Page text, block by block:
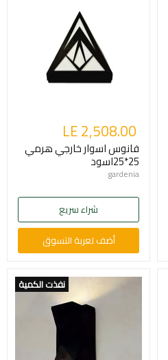
LE 2,508.00
فانوس اسوار خارجي هرمي
25*25اسود
gardenia
شراء سريع
أضف لعربة التسوق
نفذت الكمية